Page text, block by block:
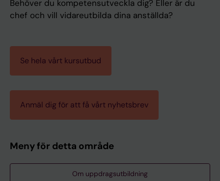
Behöver du kompetensutveckla dig? Eller är du
chef och vill vidareutbilda dina anställda?
Se hela vårt kursutbud
Anmäl dig för att få vårt nyhetsbrev
Meny för detta område
Om uppdragsutbildning